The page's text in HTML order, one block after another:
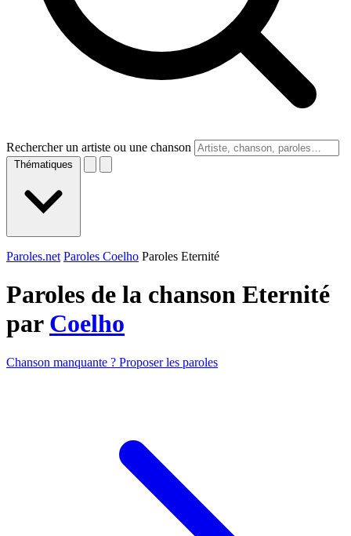
Rechercher un artiste ou une chanson
Thématiques
Paroles.net Paroles Coelho Paroles Eternité
Paroles de la chanson Eternité
par Coelho
Chanson manquante ? Proposer les paroles